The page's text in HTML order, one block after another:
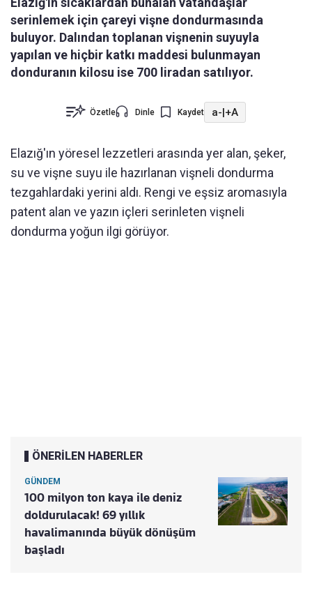
serinlemek için çareyi vişne dondurmasında
buluyor. Dalından toplanan vişnenin suyuyla
yapılan ve hiçbir katkı maddesi bulunmayan
donduranın kilosu ise 700 liradan satılıyor.
Özetle Dinle Kaydet a-|+A
Elazığ'ın yöresel lezzetleri arasında yer alan, şeker,
su ve vişne suyu ile hazırlanan vişneli dondurma
tezgahlardaki yerini aldı. Rengi ve eşsiz aromasıyla
patent alan ve yazın içleri serinleten vişneli
dondurma yoğun ilgi görüyor.
ÖNERİLEN HABERLER
GÜNDEM
100 milyon ton kaya ile deniz
doldurulacak! 69 yıllık
havalimanında büyük dönüşüm
başladı